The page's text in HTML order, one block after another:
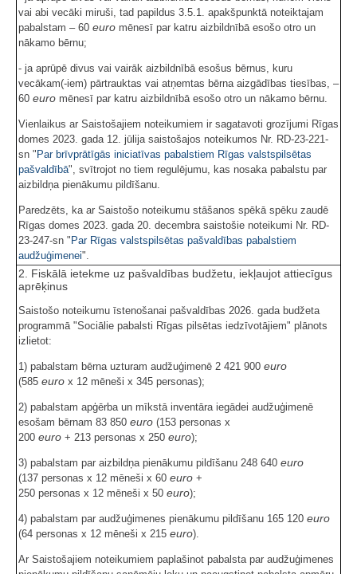
vai abi vecāki miruši, tad papildus 3.5.1. apakšpunktā noteiktajam
pabalstam – 60 euro mēnesī par katru aizbildnībā esošo otro un
nākamo bērnu;
- ja aprūpē divus vai vairāk aizbildnībā esošus bērnus, kuru
vecākam(-iem) pārtrauktas vai atņemtas bērna aizgādības tiesības, –
60 euro mēnesī par katru aizbildnībā esošo otro un nākamo bērnu.
Vienlaikus ar Saistošajiem noteikumiem ir sagatavoti grozījumi Rīgas
domes 2023. gada 12. jūlija saistošajos noteikumos Nr. RD-23-221-
sn " Par brīvprātīgās iniciatīvas pabalstiem Rīgas valstspilsētas
pašvaldībā", svītrojot no tiem regulējumu, kas nosaka pabalstu par
aizbildņa pienākumu pildīšanu.
Paredzēts, ka ar Saistošo noteikumu stāšanos spēkā spēku zaudē
Rīgas domes 2023. gada 20. decembra saistošie noteikumi Nr. RD-
23-247-sn " Par Rīgas valstspilsētas pašvaldības pabalstiem
audžuģimenei".
2. Fiskālā ietekme uz pašvaldības budžetu, iekļaujot attiecīgus
aprēķinus
Saistošo noteikumu īstenošanai pašvaldības 2026. gada budžeta
programmā "Sociālie pabalsti Rīgas pilsētas iedzīvotājiem" plānots
izlietot:
1) pabalstam bērna uzturam audžuģimenē 2 421 900 euro
(585 euro x 12 mēneši x 345 personas);
2) pabalstam apģērba un mīkstā inventāra iegādei audžuģimenē
esošam bērnam 83 850 euro (153 personas x
200 euro + 213 personas x 250 euro);
3) pabalstam par aizbildņa pienākumu pildīšanu 248 640 euro
(137 personas x 12 mēneši x 60 euro +
250 personas x 12 mēneši x 50 euro);
4) pabalstam par audžuģimenes pienākumu pildīšanu 165 120 euro
(64 personas x 12 mēneši x 215 euro).
Ar Saistošajiem noteikumiem paplašinot pabalsta par audžuģimenes